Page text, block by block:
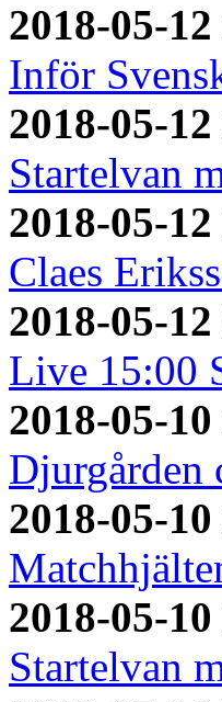
2018-05-
Inför
2018-05-
Startelvan
2018-05-
Claes
2018-05-
Live 15:00
2018-05-
Djurgården
2018-05-
2018-05-
Startelvan